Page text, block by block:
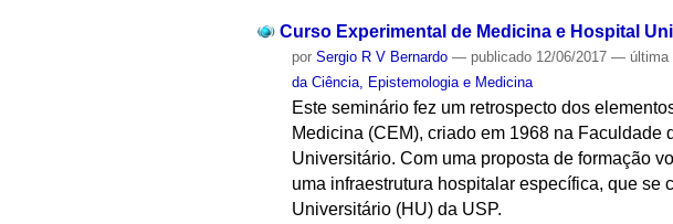
Curso Experimental de Medicina e Hospital
porSergio R V Bernardo — publicado 12/06/2017— última
da Ciência, Epistemologia e Medicina
Este seminário fez um retrospecto dos
Medicina (CEM), criado em 1968 na Faculdade
Universitário. Com uma proposta de formação
uma infraestrutura hospitalar específica, que se
Universitário (HU) da USP.